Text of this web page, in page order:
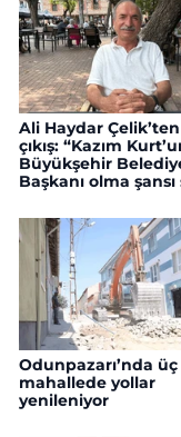
Ali Haydar
çıkış: “Kazım
Büyükşehir
Başkanı olma şansı
Odunpazarı’nda üç
mahallede yollar
yenileniyor